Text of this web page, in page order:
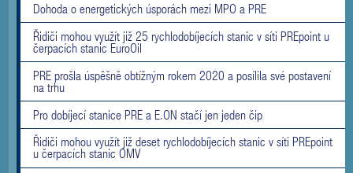
Dohoda o energetických úsporách mezi MPO a PRE
Řidiči mohou využít již 25 rychlodobíjecích stanic v síti PREpoint u
čerpacích stanic EuroOil
PRE prošla úspěšně obtížným rokem 2020 a posílila své postavení
na trhu
Pro dobíjecí stanice PRE a E.ON stačí jen jeden čip
Řidiči mohou využít již deset rychlodobíjecích stanic v síti PREpoint
u čerpacích stanic OMV